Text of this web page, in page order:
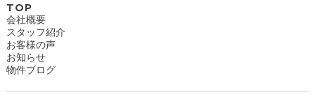
TOP
会社概要
スタッフ紹介
お客様の声
お知らせ
物件ブログ